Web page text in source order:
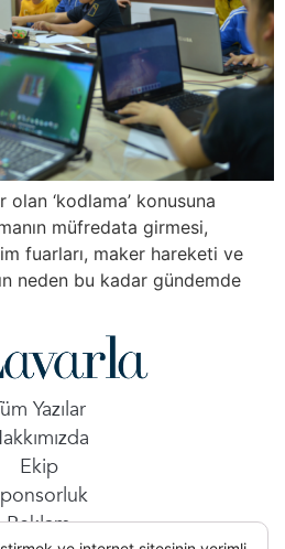
‘kodlama’ konusuna
müfredata girmesi,
fuarları, maker hareketi ve
neden bu kadar gündemde
Yazılar
Ekip
Reklam